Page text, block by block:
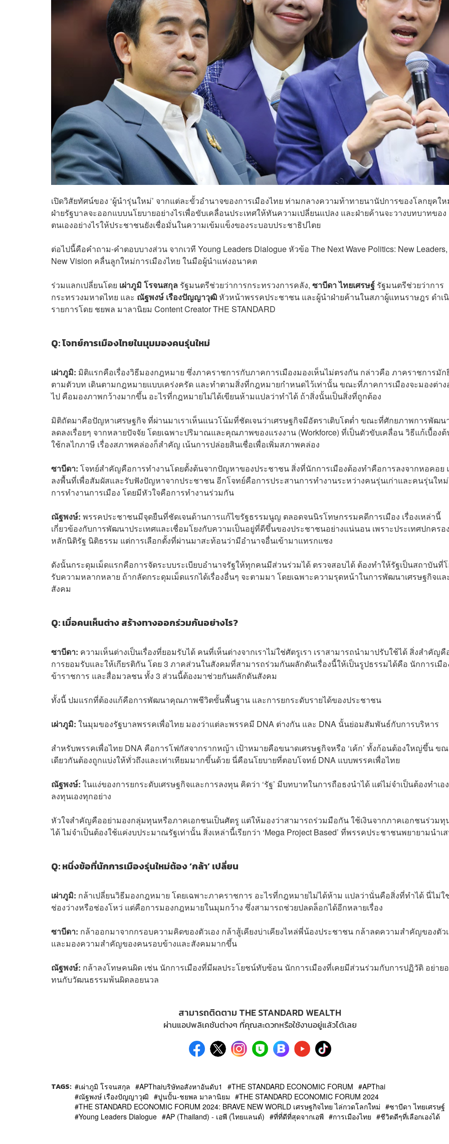
เปิดวิสัยทัศน์ของ ‘ผู้นำรุ่นใหม่’ จากแต่ละขั้วอำนาจของการเมืองไทย ท่ามกลางความท้าทายนานัปการของโลกยุคใ
ฝ่ายรัฐบาลจะออกแบบนโยบายอย่างไรเพื่อขับเคลื่อนประเทศให้ทันความเปลี่ยนแปลง และฝ่ายค้านจะวางบทบาทของ
ตนเองอย่างไรให้ประชาชนยังเชื่อมั่นในความเข้มแข็งของระบอบประชาธิปไตย
ต่อไปนี้คือคำถาม-คำตอบบางส่วน จากเวที Young Leaders Dialogue หัวข้อ The Next Wave Politics: New Leaders,
New Vision คลื่นลูกใหม่การเมืองไทย ในมือผู้นำแห่งอนาคต
ร่วมแลกเปลี่ยนโดย เผ่าภูมิ โรจนสกุล รัฐมนตรีช่วยว่าการกระทรวงการคลัง, ซาบีดา ไทยเศรษฐ์ รัฐมนตรีช่วยว่าการ
กระทรวงมหาดไทย และ ณัฐพงษ์ เรืองปัญญาวุฒิหัวหน้าพรรคประชาชน และผู้นำฝ่ายค้านในสภาผู้แทนราษฎร ดำเ
รายการโดย ชยพล มาลานิยม Content CreatorTHE STANDARD
Q: โจทย์การเมืองไทยในมุมมองคนรุ่นใหม่
เผ่าภูมิ: มิติแรกคือเรื่องวิธีมองกฎหมาย ซึ่งภาคราชการกับภาคการเมืองมองเห็นไม่ตรงกัน กล่าวคือ ภาคราชการมัก
ตามตัวบท เดินตามกฎหมายแบบเคร่งครัด และทำตามสิ่งที่กฎหมายกำหนดไว้เท่านั้น ขณะที่ภาคการเมืองจะมองต่า
ไป คือมองภาพกว้างมากขึ้น อะไรที่กฎหมายไม่ได้เขียนห้ามแปลว่าทำได้ ถ้าสิ่งนั้นเป็นสิ่งที่ถูกต้อง
มิติถัดมาคือปัญหาเศรษฐกิจ ที่ผ่านมาเราเห็นแนวโน้มที่ชัดเจนว่าเศรษฐกิจมีอัตราเติบโตต่ำ ขณะที่ศักยภาพการพัฒน
ลดลงเรื่อยๆ จากหลายปัจจัย โดยเฉพาะปริมาณและคุณภาพของแรงงาน (Workforce) ที่เป็นตัวขับเคลื่อน วิธีแก้เบื้อง
ใช้กลไกภาษี เรื่องสภาพคล่องก็สำคัญ เน้นการปล่อยสินเชื่อเพื่อเพิ่มสภาพคล่อง
ซาบีดา: โจทย์สำคัญคือการทำงานโดยตั้งต้นจากปัญหาของประชาชน สิ่งที่นักการเมืองต้องทำคือการลงจากหอคอย
ลงพื้นที่เพื่อสัมผัสและรับฟังปัญหาจากประชาชน อีกโจทย์คือการประสานการทำงานระหว่างคนรุ่นเก่าและคนรุ่นให
การทำงานการเมือง โดยมีหัวใจคือการทำงานร่วมกัน
ณัฐพงษ์: พรรคประชาชนมีจุดยืนที่ชัดเจนด้านการแก้ไขรัฐธรรมนูญ ตลอดจนนิรโทษกรรมคดีการเมือง เรื่องเหล่านี้
เกี่ยวข้องกับการพัฒนาประเทศและเชื่อมโยงกับความเป็นอยู่ที่ดีขึ้นของประชาชนอย่างแน่นอน เพราะประเทศปกครอ
หลักนิติรัฐ นิติธรรม แต่การเลือกตั้งที่ผ่านมาสะท้อนว่ามีอำนาจอื่นเข้ามาแทรกแซง
ดังนั้นกระดุมเม็ดแรกคือการจัดระบบระเบียบอำนาจรัฐให้ทุกคนมีส่วนร่วมได้ ตรวจสอบได้ ต้องทำให้รัฐเป็นสถาบันที่
รับความหลากหลาย ถ้ากลัดกระดุมเม็ดแรกได้เรื่องอื่นๆ จะตามมา โดยเฉพาะความรุดหน้าในการพัฒนาเศรษฐกิจแล
สังคม
Q: เมื่อคนเห็นต่าง สร้างทางออกร่วมกันอย่างไร?
ซาบีดา: ความเห็นต่างเป็นเรื่องที่ยอมรับได้ คนที่เห็นต่างจากเราไม่ใช่ศัตรูเรา เราสามารถนำมาปรับใช้ได้ สิ่งสำคัญคื
การยอมรับและให้เกียรติกัน โดย 3 ภาคส่วนในสังคมที่สามารถร่วมกันผลักดันเรื่องนี้ให้เป็นรูปธรรมได้คือ นักการเมือ
ข้าราชการ และสื่อมวลชน ทั้ง 3 ส่วนนี้ต้องมาช่วยกันผลักดันสังคม
ทั้งนี้ ปมแรกที่ต้องแก้คือการพัฒนาคุณภาพชีวิตขั้นพื้นฐาน และการยกระดับรายได้ของประชาชน
เผ่าภูมิ: ในมุมของรัฐบาลพรรคเพื่อไทย มองว่าแต่ละพรรคมี DNA ต่างกัน และ DNA นั้นย่อมสัมพันธ์กับการบริหาร
สำหรับพรรคเพื่อไทย DNA คือการโฟกัสจากรากหญ้า เป้าหมายคือขนาดเศรษฐกิจหรือ ‘เค้ก’ ทั้งก้อนต้องใหญ่ขึ้น ข
เดียวกันต้องถูกแบ่งให้ทั่วถึงและเท่าเทียมมากขึ้นด้วย นี่คือนโยบายที่ตอบโจทย์ DNA แบบพรรคเพื่อไทย
ณัฐพงษ์: ในแง่ของการยกระดับเศรษฐกิจและการลงทุน คิดว่า ‘รัฐ’ มีบทบาทในการถือธงนำได้ แต่ไม่จำเป็นต้องทำเอ
ลงทุนเองทุกอย่าง
หัวใจสำคัญคืออย่ามองกลุ่มทุนหรือภาคเอกชนเป็นศัตรู แต่ให้มองว่าสามารถร่วมมือกัน ใช้เงินจากภาคเอกชนร่วม
ได้ ไม่จำเป็นต้องใช้แค่งบประมาณรัฐเท่านั้น สิ่งเหล่านี้เรียกว่า ‘Mega Project Based’ ที่พรรคประชาชนพยายามนำเ
Q: หนึ่งข้อที่นักการเมืองรุ่นใหม่ต้อง ‘กล้า’ เปลี่ยน
เผ่าภูมิ: กล้าเปลี่ยนวิธีมองกฎหมาย โดยเฉพาะภาคราชการ อะไรที่กฎหมายไม่ได้ห้าม แปลว่านั่นคือสิ่งที่ทำได้ นี่ไม่ใ
ช่องว่างหรือช่องโหว่ แต่คือการมองกฎหมายในมุมกว้าง ซึ่งสามารถช่วยปลดล็อกได้อีกหลายเรื่อง
ซาบีดา: กล้าออกมาจากกรอบความคิดของตัวเอง กล้าสู้เคียงบ่าเคียงไหล่พี่น้องประชาชน กล้าลดความสำคัญของตัว
และมองความสำคัญของคนรอบข้างและสังคมมากขึ้น
ณัฐพงษ์: กล้าลงโทษคนผิด เช่น นักการเมืองที่มีผลประโยชน์ทับซ้อน นักการเมืองที่เคยมีส่วนร่วมกับการปฏิวัติ อย่าย
ทนกับวัฒนธรรมพ้นผิดลอยนวล
สามารถติดตาม THE STANDARD WEALTH
ผ่านแอปพลิเคชันต่างๆ ที่คุณสะดวกหรือใช้งานอยู่แล้วได้เลย
TAGS: เผ่าภูมิ โรจนสกุล APThaiบริษัทอสังหาอันดับ1 THE STANDARD ECONOMIC FORUM
APThai
ณัฐพงษ์ เรืองปัญญาวุฒิ
ปูนปั้น-ชยพล มาลานิยม
THE STANDARD ECONOMIC FORUM 2024
THE STANDARD ECONOMIC FORUM 2024: BRAVE NEW WORLD เศรษฐกิจไทย ไล่กวดโลกใหม่
ซาบีดา ไทยเศรษฐ์
Young Leaders Dialogue
AP (Thailand) - เอพี (ไทยแลนด์) ที่ที่ดีที่สุดจากเอพี การเมืองไทย ชีวิตดีๆที่เลือกเองได้